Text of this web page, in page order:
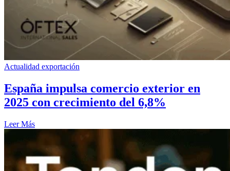
Actualidad exportación
España impulsa comercio exterior en
2025 con crecimiento del 6,8%
Leer Más